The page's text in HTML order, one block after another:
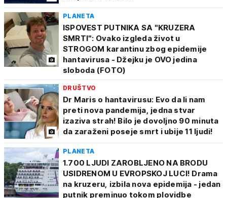
PLANETA
ISPOVEST PUTNIKA SA "KRUZERA
SMRTI": Ovako izgleda život u
STROGOM karantinu zbog epidemije
hantavirusa - Džejku je OVO jedina
sloboda (FOTO)
DRUŠTVO
Dr Maris o hantavirusu: Evo da li nam
preti nova pandemija, jedna stvar
izaziva strah! Bilo je dovoljno 90 minuta
da zaraženi poseje smrt i ubije 11 ljudi!
PLANETA
1.700 LJUDI ZAROBLJENO NA BRODU
USIDRENOM U EVROPSKOJ LUCI! Drama
na kruzeru, izbila nova epidemija - jedan
putnik preminuo tokom plovidbe